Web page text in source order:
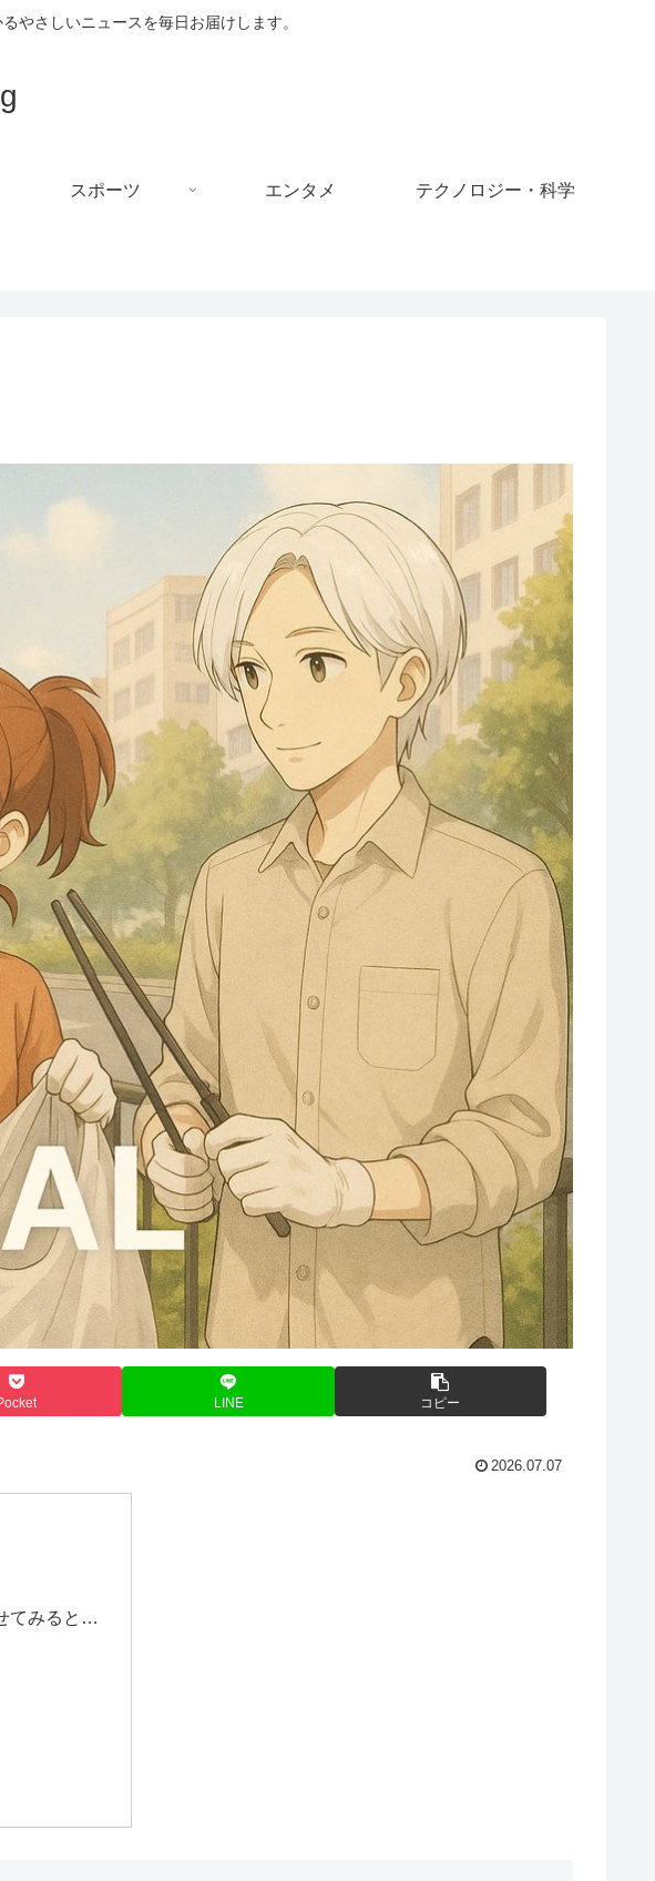
やさしいニュースを毎日お届けします。
スポーツ エンタメ テクノロジー・科学
LINE コピー
2026.07.07
てみると…